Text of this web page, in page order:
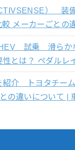
） 装
較 メーカーごとの
試乗 滑らか
とは？ ペダルレ
紹介 トヨタチー
の違いについて |